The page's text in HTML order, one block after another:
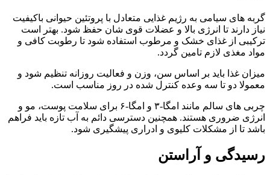
گربه‌ های سیامی به رژیم غذایی متعادل با پروتئین حیوانی باکیفیت
نیاز دارند تا انرژی بالا و عضلات قوی‌ شان حفظ شود. بهتر است
ترکیبی از غذای خشک و مرطوب استفاده شود تا رطوبت کافی و
مواد مغذی لازم تامین گردد.
میزان غذا باید بر اساس سن، وزن و فعالیت روزانه تنظیم شود و
معمولا دو تا سه وعده کنترل‌ شده در روز مناسب است.
چربی‌ های سالم مانند امگا-۳ و امگا-۶ برای سلامت پوست، مو و
انرژی ضروری هستند. همچنین دسترسی دائم به آب تازه باید فراهم
باشد تا از مشکلات کلیوی و ادراری پیشگیری شود.
رسیدگی و آراستن